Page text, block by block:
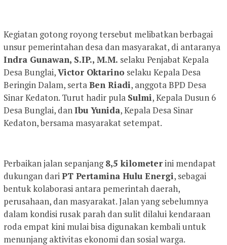
Kegiatan gotong royong tersebut melibatkan berbagai
unsur pemerintahan desa dan masyarakat, di antaranya
Indra Gunawan, S.IP., M.M. selaku Penjabat Kepala
Desa Bunglai,Victor Oktarino selaku Kepala Desa
Beringin Dalam, sertaBen Riadi, anggota BPD Desa
Sinar Kedaton. Turut hadir pula Sulmi, Kepala Dusun 6
Desa Bunglai, danIbu Yunida, Kepala Desa Sinar
Kedaton, bersama masyarakat setempat.
Perbaikan jalan sepanjang8,5 kilometerini mendapat
dukungan dariPT Pertamina Hulu Energi, sebagai
bentuk kolaborasi antara pemerintah daerah,
perusahaan, dan masyarakat. Jalan yang sebelumnya
dalam kondisi rusak parah dan sulit dilalui kendaraan
roda empat kini mulai bisa digunakan kembali untuk
menunjang aktivitas ekonomi dan sosial warga.